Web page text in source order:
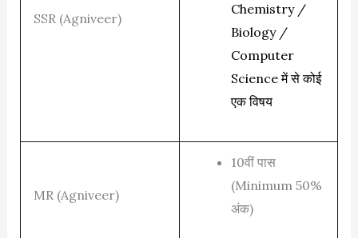
SSR (Agniveer)
Chemistry /
Biology /
Computer
Science में से कोई
एक विषय
MR (Agniveer)
10वीं पास
(Minimum 50%
अंक)